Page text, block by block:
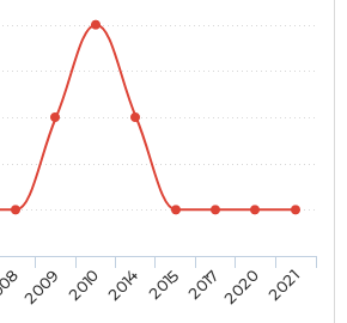
2009 2010 2014 2015 20172020 2021